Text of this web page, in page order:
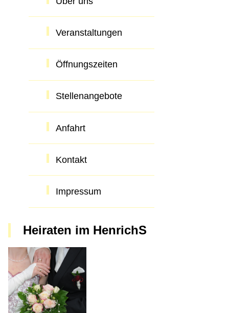
Veranstaltungen
Öffnungszeiten
Stellenangebote
Anfahrt
Kontakt
Impressum
Heiraten im HenrichS